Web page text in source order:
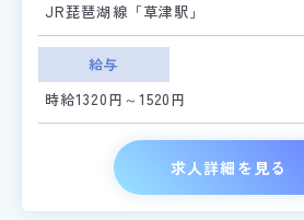
JR琵琶湖線「草津駅」
給与
時給1320円～1520円
求人詳細を見る